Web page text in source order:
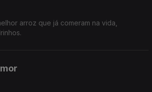
arroz que já comeram na vida,